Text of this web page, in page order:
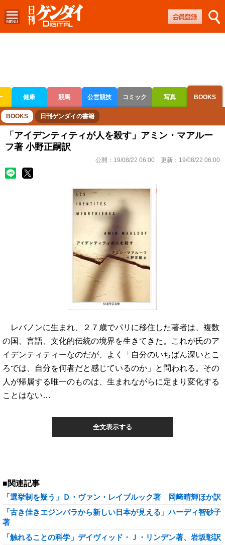
健康 競馬 公営競技 コミック 写真 BOOKS
ボートレース 競輪 オートレース
BOOKS 日刊ゲンダイの書籍
「アイデンティティが人を殺す」アミン・マアルー
フ著 小野正嗣訳
公開： 19/08/22 06:00 更新： 19/08/22 06:00
レバノンに生まれ、２７歳でパリに移住した著者は、複数
の国、言語、文化的伝統の境界を生きてきた。これが氏のア
イデンティティーなのだが、よく「自分のいちばん深いとこ
ろでは、自分を何者だと感じているのか」と問われる。その
人が帰属する唯一のものは、生まれながらに定まり変化する
ことはない…
全文表示する
■関連記事
「選挙制を疑う」Ｄ・ヴァン・レイブルック著 岡﨑晴輝ほか訳
「古き佳きエジンバラから新しい日本が見える」ハーディ智砂子
著
「触れることの科学」デイヴィッド・Ｊ・リンデン著、岩坂彰訳